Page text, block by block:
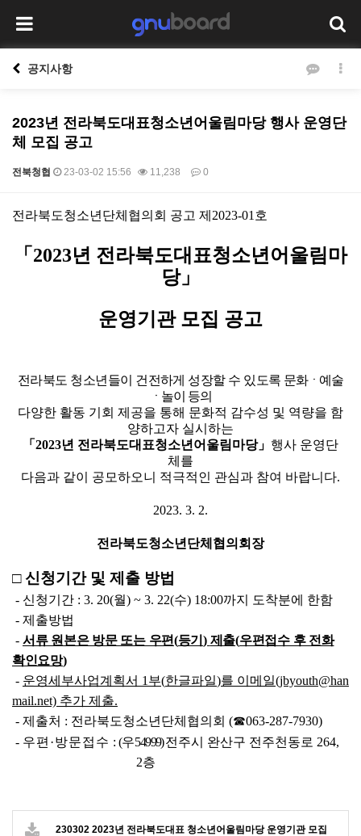
공지사항
2023년 전라북도대표청소년어울림마당 행사 운영단
체 모집 공고
전북청협 23-03-02 15:56 11,238 0
본문
전라북도청소년단체협의회 공고 제 2023-01 호
「 2023년 전라북도대표청소년어울림마
당」
운영기관 모집 공고
전라북도 청소년들이 건전하게 성장할 수 있도록 문화ㆍ 예술
ㆍ 놀이 등의
다양한 활동 기회 제공을 통해 문화적 감수성 및 역량을 함
양하고자 실시하는
「 2023년 전라북도대표청소년어울림마당」 행사 운영단
체를
다음과 같이 공모하오니 적극적인 관심과 참여 바랍니다.
2023. 3. 2.
전라북도청소년단체협의회장
□ 신청기간 및 제출 방법
- 신청기간 : 3. 20(월) ~ 3. 22(수) 18:00까지 도착분에 한함
- 제출방법
- 서류 원본은 방문 또는 우편(등기) 제출(우편접수 후 전화
확인요망)
- 운영세부사업계획서 1 부(한글파일)를 이메일(jbyouth@han
mail.net) 추가 제출.
- 제출처 : 전라북도청소년단체협의회 (☎063-287-7930)
- 우편 ·방문접수 : (우54999)전주시 완산구 전주천동로 264,
2층
230302 2023년 전라북도대표 청소년어울림마당 운영기관 모집